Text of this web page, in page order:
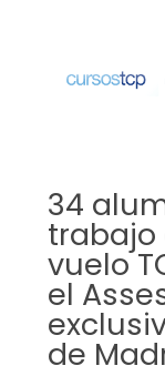
34
trabajo
vuelo
el
de